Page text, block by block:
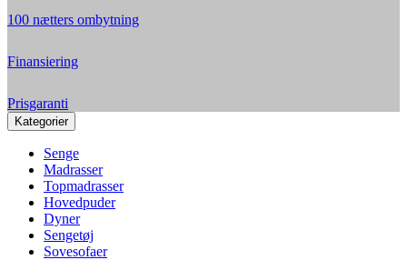
100 nætters ombytning
Finansiering
Prisgaranti
Kategorier
Senge
Madrasser
Topmadrasser
Hovedpuder
Dyner
Sengetøj
Sovesofaer